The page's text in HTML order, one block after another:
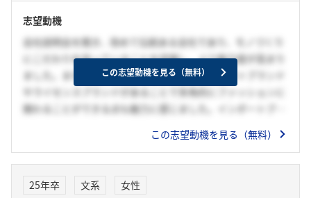
志望動機
会社説明会を聞き、改めて伝統ある会社であり、モノづくり
にこだわりを持っていることを認識し、より魅力度が高まり
ました。また、自社ブランドだけでなくインポートブランド
やライセンスブランドがあることで多角的にファッションに
関わることができる点も魅力に感じました。インポートブラ
入できないブランドを購入できるようにすることで、ファッ
この志望動機を見る（無料）
この志望動機を見る（無料）
25年卒 文系
女性